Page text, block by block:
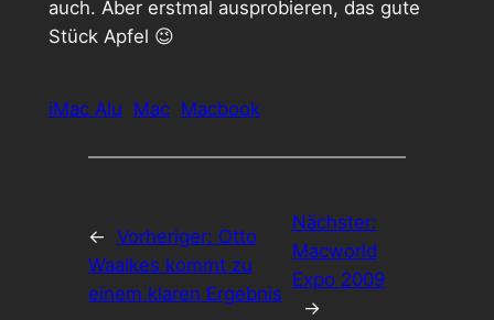
auch. Aber erstmal ausprobieren, das gute
Stück Apfel 😉
iMac Alu Mac Macbook
← Vorheriger: Otto
Waalkes kommt zu
einem klaren Ergebnis
Nächster:
Macworld
Expo 2009
→